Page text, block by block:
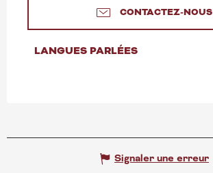
CONTACTEZ-NOUS
LANGUES PARLÉES
LANGUES PARLÉES
Signaler une erreur